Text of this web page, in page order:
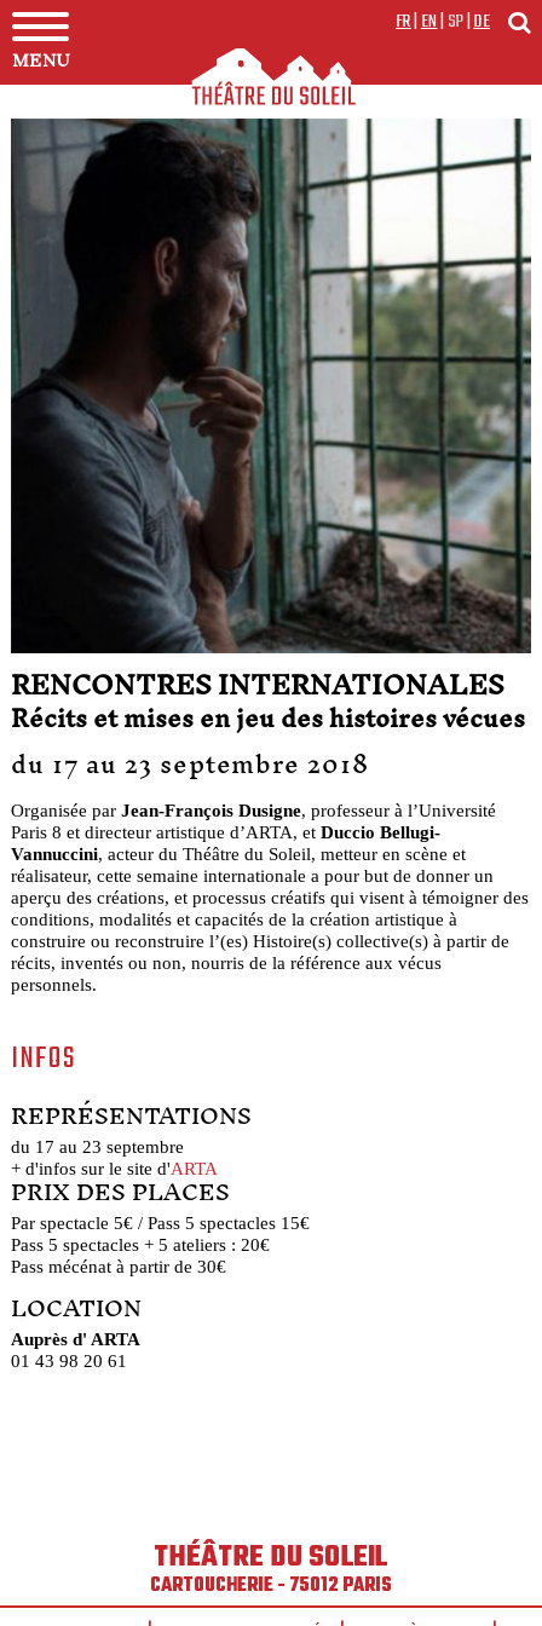
MENU
FR|EN|SP|DE
RENCONTRES INTERNATIONALES
Récits et mises en jeu des histoires vécues
du 17 au 23 septembre 2018
Organisée par Jean-François Dusigne, professeur à l’Université
Paris 8 et directeur artistique d’ARTA, et Duccio Bellugi-
Vannuccini, acteur du Théâtre du Soleil, metteur en scène et
réalisateur, cette semaine internationale a pour but de donner un
aperçu des créations, et processus créatifs qui visent à témoigner des
conditions, modalités et capacités de la création artistique à
construire ou reconstruire l’(es) Histoire(s) collective(s) à partir de
récits, inventés ou non, nourris de la référence aux vécus
personnels.
INFOS
REPRÉSENTATIONS
du 17 au 23 septembre
+ d'infos sur le site d'ARTA
PRIX DES PLACES
Par spectacle 5€ / Pass 5 spectacles 15€
Pass 5 spectacles + 5 ateliers : 20€
Pass mécénat à partir de 30€
LOCATION
Auprès d' ARTA
01 43 98 20 61
THÉÂTRE DU SOLEIL
CARTOUCHERIE - 75012 PARIS